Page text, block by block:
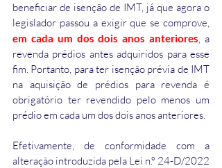
beneficiar de isenção de IMT, já que agora o
legislador passou a exigir que se comprove,
em cada um dos dois anos anteriores, a
revenda prédios antes adquiridos para esse
fim. Portanto, para ter isenção prévia de IMT
na aquisição de prédios para revenda é
obrigatório ter revendido pelo menos um
prédio em cada um dos dois anos anteriores.
Efetivamente, de conformidade com a
alteração introduzida pela Lei n.º 24-D/2022